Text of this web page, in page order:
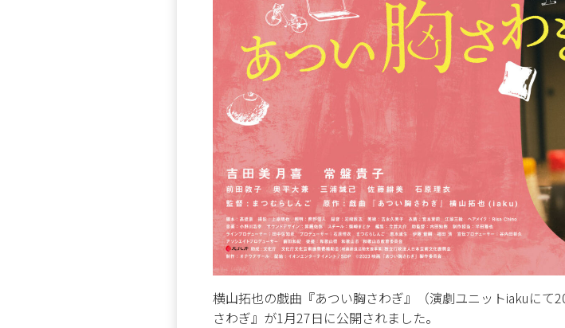
横山拓也の戯曲『あつい胸さわぎ』（演劇ユニットiakuに
さわぎ』が1月27日に公開されました。